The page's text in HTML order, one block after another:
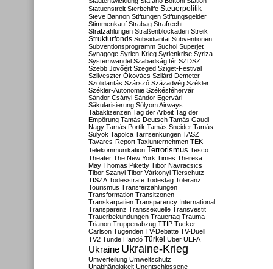
Statuenstreit Sterbehilfe Steuerpolitik
Steve Bannon Stiftungen Stiftungsgelder
Stimmenkauf Strabag Strafrecht
Strafzahlungen Straßenblockaden Streik
Strukturfonds Subsidiarität Subventionen
Subventionsprogramm Suchoi Superjet
Synagoge Syrien-Krieg Syrienkrise Syriza
Systemwandel Szabadság tér SZDSZ
Szebb Jövőért Szeged Sziget-Festival
Szilveszter Ókovács Szilárd Demeter
Szolidaritás Szárszó Századvég Székler
Székler-Autonomie Székésféhervár
Sándor Csányi Sándor Egervári
Säkularisierung Sólyom Airways
Tabaklizenzen Tag der Arbeit Tag der
Empörung Tamás Deutsch Tamás Gaudi-
Nagy Tamás Portik Tamás Sneider Tamás
Sulyok Tapolca Tarifsenkungen TASZ
Tavares-Report Taxiunternehmen TEK
Telekommunikation Terrorismus Tesco
Theater The New York Times Theresa
May Thomas Piketty Tibor Navracsics
Tibor Szanyi Tibor Várkonyi Tierschutz
TISZA Todesstrafe Todestag Toleranz
Tourismus Transferzahlungen
Transformation Transitzonen
Transkarpatien Transparency International
Transparenz Transsexuelle Transvestit
Trauerbekundungen Trauertag Trauma
Trianon Truppenabzug TTIP Tucker
Carlson Tugenden TV-Debatte TV-Duell
TV2 Tünde Handó Türkei Uber UEFA
Ukraine Ukraine-Krieg
Umverteilung Umweltschutz
Unabhängigkeit Unentschlossene